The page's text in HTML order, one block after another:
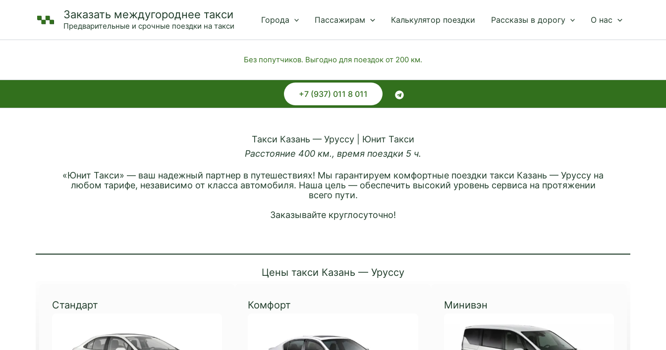
Заказать междугороднее такси
Предварительные и срочные поездки на такси
Города Пассажирам Калькулятор поездки Рассказы в дорогу О нас
Без попутчиков. Выгодно для поездок от 200 км.
+7 (937) 011 8 011
Такси Казань — Уруссу | Юнит Такси
Расстояние 400 км., время поездки 5 ч.
«Юнит Такси» — ваш надежный партнер в путешествиях! Мы гарантируем комфортные поездки такси Казань — Уруссу на
любом тарифе, независимо от класса автомобиля. Наша цель — обеспечить высокий уровень сервиса на протяжении
всего пути.
Заказывайте круглосуточно!
Цены такси Казань — Уруссу
Стандарт Комфорт Минивэн